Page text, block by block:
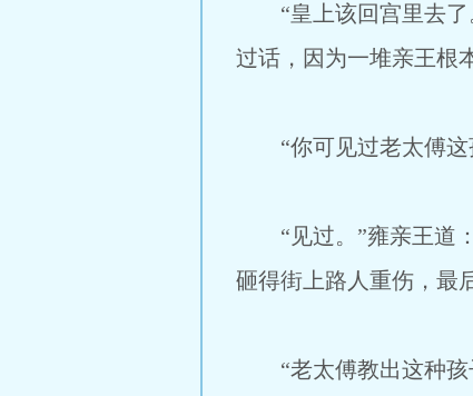
“皇上该回宫里去了
过话，因为一堆亲王根
“你可见过老太傅这
“见过。”雍亲王道：
砸得街上路人重伤，最
“老太傅教出这种孩